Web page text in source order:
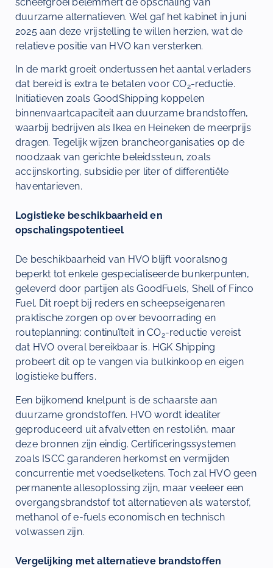
duurzame alternatieven. Wel gaf het kabinet in juni
2025 aan deze vrijstelling te willen herzien, wat de
relatieve positie van HVO kan versterken.
In de markt groeit ondertussen het aantal verladers
dat bereid is extra te betalen voor CO2-reductie.
Initiatieven zoals GoodShipping koppelen
binnenvaartcapaciteit aan duurzame brandstoffen,
waarbij bedrijven als Ikea en Heineken de meerprijs
dragen. Tegelijk wijzen brancheorganisaties op de
noodzaak van gerichte beleidssteun, zoals
accijnskorting, subsidie per liter of differentiële
haventarieven.
Logistieke beschikbaarheid en
opschalingspotentieel
De beschikbaarheid van HVO blijft vooralsnog
beperkt tot enkele gespecialiseerde bunkerpunten,
geleverd door partijen als GoodFuels, Shell of Finco
Fuel. Dit roept bij reders en scheepseigenaren
praktische zorgen op over bevoorrading en
routeplanning: continuïteit in CO2-reductie vereist
dat HVO overal bereikbaar is. HGK Shipping
probeert dit op te vangen via bulkinkoop en eigen
logistieke buffers.
Een bijkomend knelpunt is de schaarste aan
duurzame grondstoffen. HVO wordt idealiter
geproduceerd uit afvalvetten en restoliën, maar
deze bronnen zijn eindig. Certificeringssystemen
zoals ISCC garanderen herkomst en vermijden
concurrentie met voedselketens. Toch zal HVO geen
permanente allesoplossing zijn, maar veeleer een
overgangsbrandstof tot alternatieven als waterstof,
methanol of e-fuels economisch en technisch
volwassen zijn.
Vergelijking met alternatieve brandstoffen